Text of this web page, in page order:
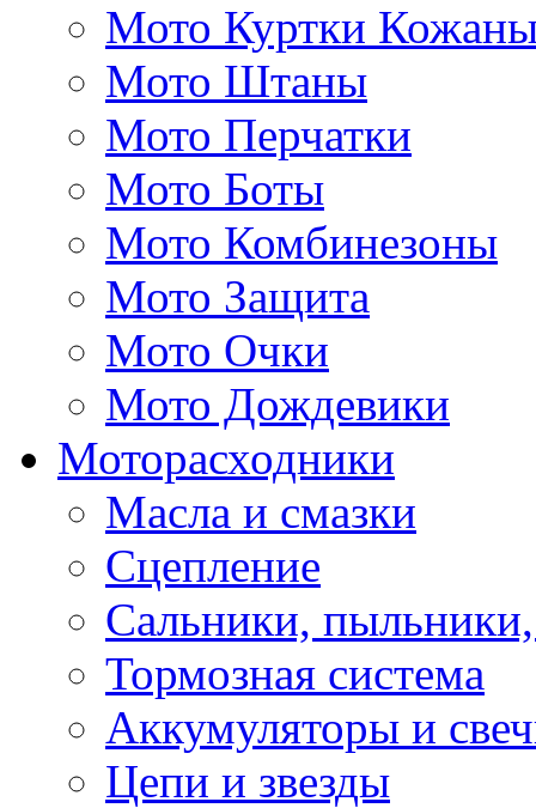
Мото Куртки
Мото Штаны
Мото Перчатки
Мото Боты
Мото Комбинезоны
Мото Защита
Мото Очки
Мото Дождевики
Моторасходники
Масла и смазки
Сцепление
Сальники,
Тормозная система
Аккумуляторы и
Цепи и звезды